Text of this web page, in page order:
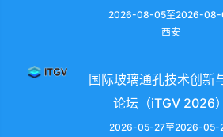
2026-08-05至2026-08-
西安
国际玻璃通孔技术创新
论坛（iTGV 2026）
2026-05-27至2026-05-